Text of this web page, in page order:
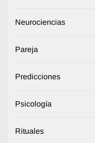
Neurociencias
Pareja
Predicciones
Psicología
Rituales